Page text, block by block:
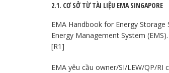
2.1. CƠ SỞ TỪ TÀI LIỆU EMA SINGAPORE
EMA Handbook for Energy
Energy Management System
[R1]
EMA yêu cầu owner/SI/LEW/QP/